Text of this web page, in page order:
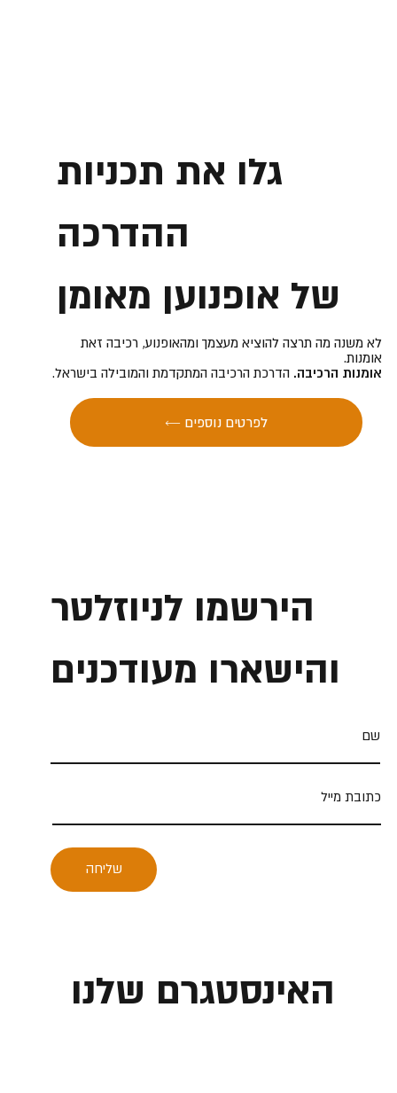
הירשמו לניוזלטר
והישארו מעודכנים
שליחה
← לפרטים נוספים
גלו את תכניות
ההדרכה
של אופנוען מאומן
לא משנה מה תרצה להוציא מעצמך ומהאופנוע, רכיבה זאת
אומנות.
אומנות הרכיבה. הדרכת הרכיבה המתקדמת והמובילה בישראל.
האינסטגרם שלנו